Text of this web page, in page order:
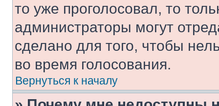
то уже проголосовал, то
администраторы могут
сделано для того, чтобы
во время голосования.
Вернуться к началу